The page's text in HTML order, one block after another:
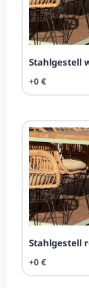
Stahl­ge­stell
+0 €
Stahl­ge­stell
+0 €